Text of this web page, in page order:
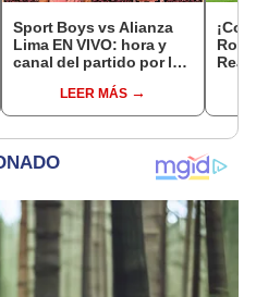
Sport Boys vs Alianza
Lima EN VIVO: hora y
canal del partido por la
Clausura de la Liga 1
2026
LEER MÁS
Real